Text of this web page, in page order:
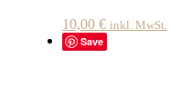
10,00 € inkl. MwSt.
Save